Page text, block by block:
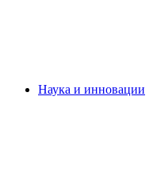
Наука и инновации